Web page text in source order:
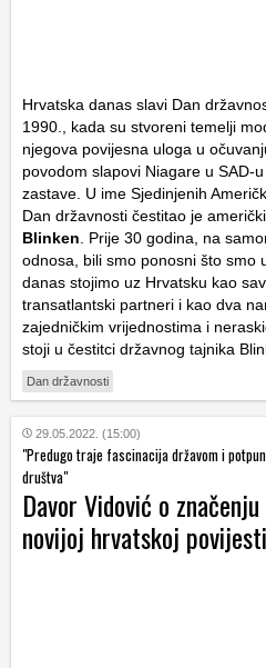
Hrvatska danas slavi Dan
1990., kada su stvoreni temelji
njegova povijesna uloga u
povodom slapovi Niagare u SAD-
zastave. U ime Sjedinjenih
Dan državnosti čestitao je
Blinken . Prije 30 godina, na
odnosa, bili smo ponosni što smo
danas stojimo uz Hrvatsku kao
transatlantski partneri i kao dva
zajedničkim vrijednostima i
stoji u čestitci državnog tajnika
Dan državnosti
29.05.2022. (15:00)
"Predugo traje fascinacija državom i
društva"
Davor Vidović o
novijoj hrvatskoj povijesti